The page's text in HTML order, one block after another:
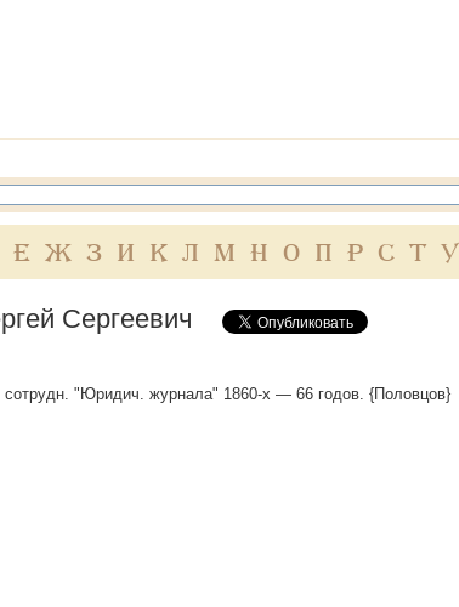
Е Ж З И К Л М Н О П Р С Т У
Сергеевич
сотрудн. "Юридич. журнала" 1860-х — 66 годов. {Половцов}